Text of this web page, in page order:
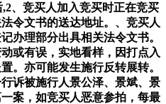
、竞买人加入竞买时正在竞买
令文书的送达地址。、竞买人
办理部分出具相关法令文书。
或有误，实地看样，因打点入
。亦可能发生施行反转展转。
诉被施行人景公泽、景斌、景
案，如竞买人恶意参拍，每最